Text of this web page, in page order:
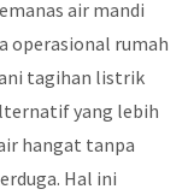
air mandi
operasional rumah
tagihan listrik
yang lebih
hangat tanpa
Hal ini